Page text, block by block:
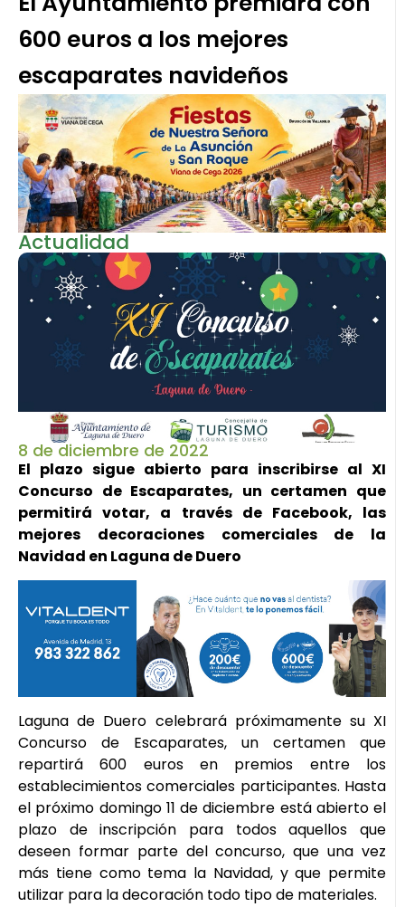
600 euros a los mejores
escaparates navideños
Actualidad
8 de diciembre de 2022
El plazo sigue abierto para inscribirse al XI
Concurso de Escaparates, un certamen que
permitirá votar, a través de Facebook, las
mejores decoraciones comerciales de la
Navidad en Laguna de Duero
Laguna de Duero celebrará próximamente su XI
Concurso de Escaparates, un certamen que
repartirá 600 euros en premios entre los
establecimientos comerciales participantes. Hasta
el próximo domingo 11 de diciembre está abierto el
plazo de inscripción para todos aquellos que
deseen formar parte del concurso, que una vez
más tiene como tema la Navidad, y que permite
utilizar para la decoración todo tipo de materiales.